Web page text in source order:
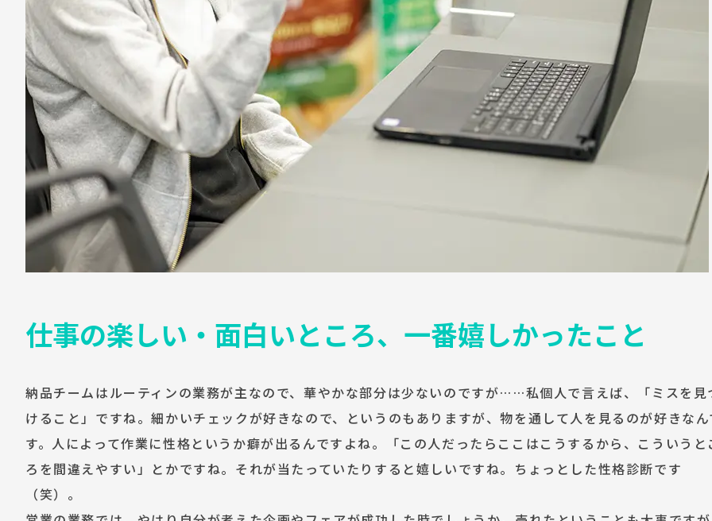
仕事の楽しい・面白いところ、一番嬉しかったこと
納品チームはルーティンの業務が主なので、華やかな部分は少ないのですが……私個人で言えば、「ミスを見
けること」ですね。細かいチェックが好きなので、というのもありますが、物を通して人を見るのが好きなん
す。人によって作業に性格というか癖が出るんですよね。「この人だったらここはこうするから、こういうと
ろを間違えやすい」とかですね。それが当たっていたりすると嬉しいですね。ちょっとした性格診断です
（笑）。